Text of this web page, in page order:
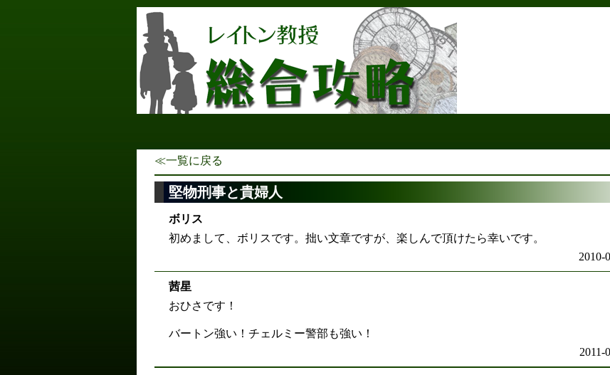
≪一覧に戻る
堅物刑事と貴婦人
ボリス
初めまして、ボリスです。拙い文章ですが、楽しんで頂けたら幸いです。
2010-
茜星
おひさです！
バートン強い！チェルミー警部も強い！
2011-